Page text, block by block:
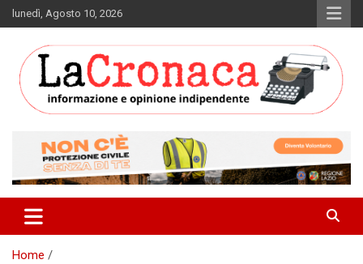
Skip
to
lunedì, Agosto 10, 2026
La Cronaca Quotidiano
Home